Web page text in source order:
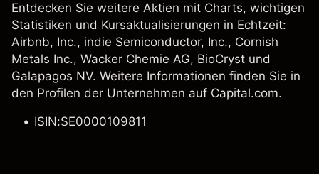
Entdecken Sie weitere Aktien mit Charts, wichtigen
Statistiken und Kursaktualisierungen in Echtzeit:
Airbnb, Inc., indie Semiconductor, Inc., Cornish
Metals Inc., Wacker Chemie AG, BioCryst und
Galapagos NV. Weitere Informationen finden Sie in
den Profilen der Unternehmen auf Capital.com.
ISIN:SE0000109811